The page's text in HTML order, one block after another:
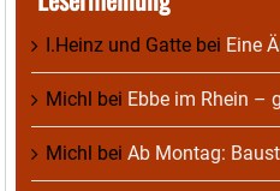
I.Heinz und Gatte bei Eine
Michl bei Ebbe im Rhein –
Michl bei Ab Montag: